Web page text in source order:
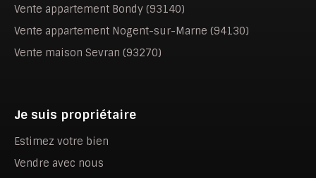
Vente appartement Bondy (93140)
Vente appartement Nogent-sur-Marne (94130)
Vente maison Sevran (93270)
Je suis propriétaire
Estimez votre bien
Vendre avec nous